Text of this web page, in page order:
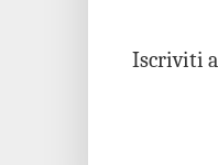
Iscriviti